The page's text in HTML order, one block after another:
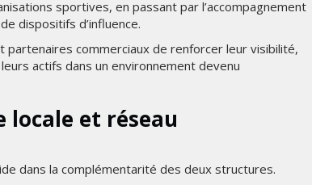
sportives, en passant par l’accompagnement
dispositifs d’influence.
commerciaux de renforcer leur visibilité,
actifs dans un environnement devenu
locale et réseau
dans la complémentarité des deux structures.